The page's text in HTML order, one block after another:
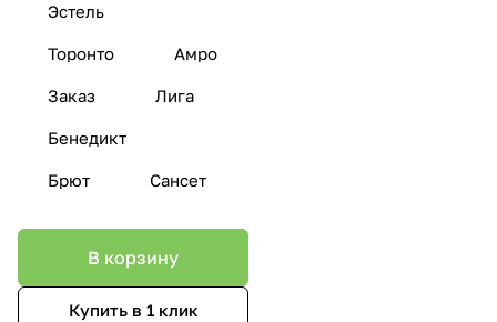
Эстель
Торонто Амро
Заказ Лига
Бенедикт
Брют Сансет
В корзину
Купить в 1 клик